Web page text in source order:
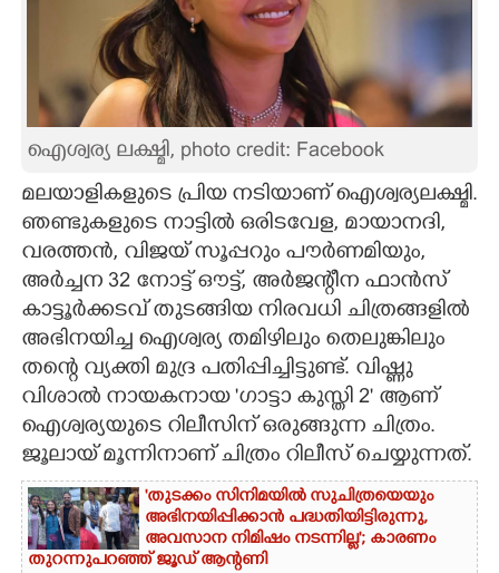
ASTRO
CARTOONS
LITERATURE
ZOOM
CONTACT US
ഐശ്വര്യ ലക്ഷ്മി, photo credit: Facebook
മലയാളികളുടെ പ്രിയ നടിയാണ് ഐശ്വര്യലക്ഷ്മി.
ഞണ്ടുകളുടെ നാട്ടിൽ ഒരിടവേള,​ മായാനദി,
വരത്തൻ,​ വിജയ് സൂപ്പറും പൗർണമിയും,​
അർച്ചന 32 നോട്ട് ഔട്ട്,​ അർജന്റീന ഫാൻസ്
കാട്ടൂർക്കടവ് തുടങ്ങിയ നിരവധി ചിത്രങ്ങളിൽ
അഭിനയിച്ച ഐശ്വര്യ തമിഴിലും തെലുങ്കിലും
തന്റെ വ്യക്തി മുദ്ര പതിപ്പിച്ചിട്ടുണ്ട്. വിഷ്ണു
വിശാൽ നായകനായ 'ഗാട്ടാ കുസ്തി 2' ആണ്
ഐശ്വര്യയുടെ റിലീസിന് ഒരുങ്ങുന്ന ചിത്രം.
ജൂലായ് മൂന്നിനാണ് ചിത്രം റിലീസ് ചെയ്യുന്നത്.
'തുടക്കം സിനിമയിൽ സുചിത്രയെയും
അഭിനയിപ്പിക്കാൻ പദ്ധതിയിട്ടിരുന്നു,​
അവസാന നിമിഷം നടന്നില്ല'; കാരണം
തുറന്നുപറഞ്ഞ് ജൂഡ് ആന്റണി